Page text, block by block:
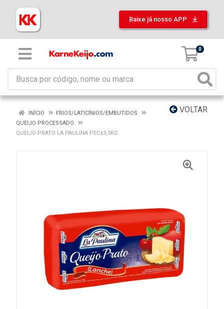
Baixe já nosso APP
0
VOLTAR
INÍCIO
FRIOS/LATICÍNIOS/EMBUTIDOS
QUEIJO PROCESSADO
QUEIJO PRATO LA PAULINA PEC±3,5KG